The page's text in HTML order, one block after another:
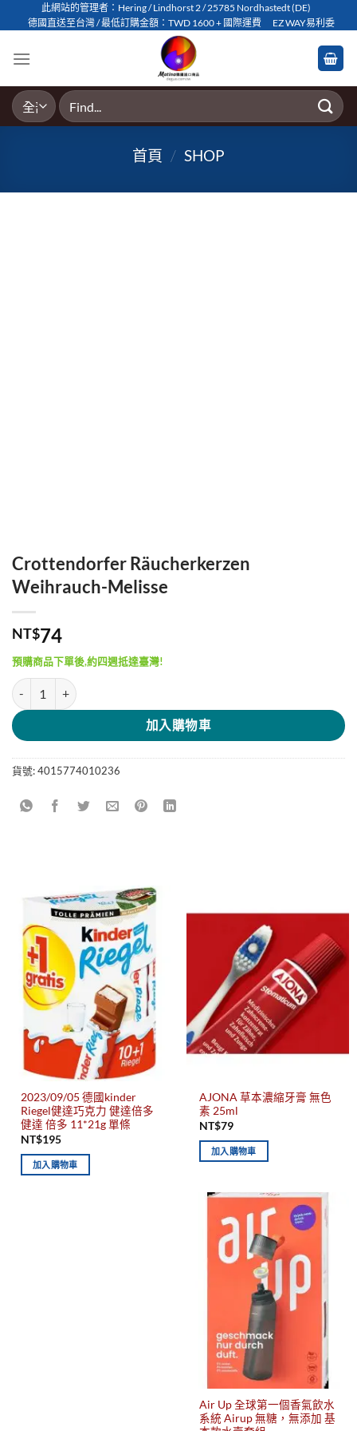
to
此網站的管理者：Hering / Lindhorst 2 / 25785 Nordhastedt (DE)
德國直送至台灣 / 最低訂購金額：TWD 1600 + 國際運費
EZ WAY易利委
搜
尋
首頁 / SHOP
Crottendorfer Räucherkerzen
Weihrauch-Melisse
NT$74
預購商品下單後,約四週抵達臺灣!
Crottendorfer Räucherkerzen Weihrauch-Melisse 數量
加入購物車
貨號:4015774010236
2023/09/05 德國kinder
Riegel健達巧克力 健達倍多
健達 倍多 11*21g 單條
NT$195
加入購物車
AJONA 草本濃縮牙膏 無色
素 25ml
NT$79
加入購物車
Air Up 全球第一個香氣飲水
系統 Airup 無糖，無添加 基